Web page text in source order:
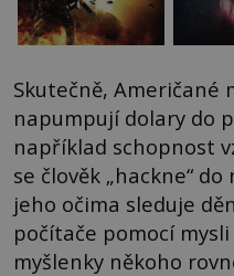
Skutečně, Američané
napumpují dolary do
například schopnost
se člověk „hackne“
jeho očima sleduje
počítače pomocí
myšlenky někoho